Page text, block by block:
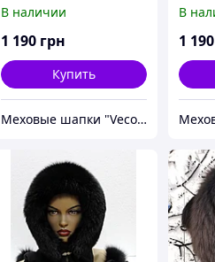
черная.
В наличии
1 190 грн
Купить
Меховые шапки "Vecons"
В
1 190